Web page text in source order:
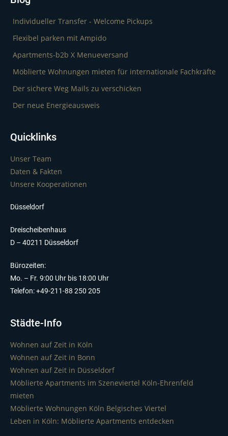
Individueller Transfer - Welcome Pickups
Flexibel parken mit Ampido
Apartments-b2b X Menueversand
Möblierte Wohnungen mieten für internationale Fachkräfte
Der sichere Weg Mails zu verschicken
Der neue Energieausweis
Quicklinks
Unser Team
Daten & Fakten
Unsere Kooperationen
Düsseldorf
Dreischeibenhaus
D – 40211 Düsseldorf
Bürozeiten:
Mo. – Fr. 9:00 Uhr bis 18:00 Uhr
Telefon: +49-211-88 250 205
Städte-Info
Wohnen auf Zeit in Köln
Wohnen auf Zeit in Bonn
Wohnen auf Zeit in Düsseldorf
Möblierte Apartments im Szeneviertel Köln-Ehrenfeld
mieten
Möblierte Wohnungen Köln Belgisches Viertel
Leben in Köln: Möblierte Apartments entdecken